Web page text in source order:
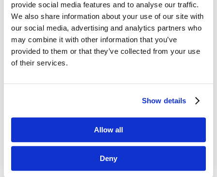
provide social media features and to analyse our traffic.
We also share information about your use of our site with
our social media, advertising and analytics partners who
may combine it with other information that you’ve
provided to them or that they’ve collected from your use
of their services.
Show details
Allow all
Deny

questus
ul. Organizacji WiN 83/7
91-811 Łódź
 601 098 038
 questus@questus.pl
Polityka prywatności